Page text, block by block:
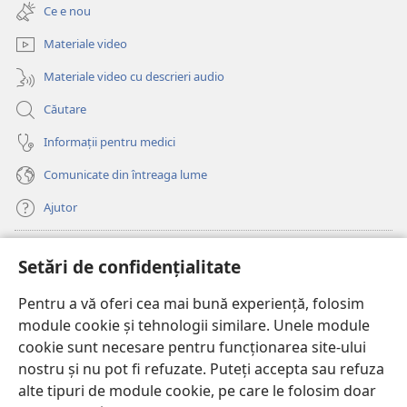
Setări de confidențialitate
Pentru a vă oferi cea mai bună experiență, folosim
module cookie și tehnologii similare. Unele module
cookie sunt necesare pentru funcționarea site-ului
nostru și nu pot fi refuzate. Puteți accepta sau refuza
alte tipuri de module cookie, pe care le folosim doar
fereastră
nouă)
deschide
o
fereastră
nouă)
Ce e nou
Materiale video
Materiale video cu descrieri audio
Căutare
Informații pentru medici
Comunicate din întreaga lume
Ajutor
(se
deschide
o
fereastră
nouă)
Watchtower – BIBLIOTECĂ ONLINE™
(se
deschide
o
fereastră
JW Hub ®
(se
deschide
o
JW Library®